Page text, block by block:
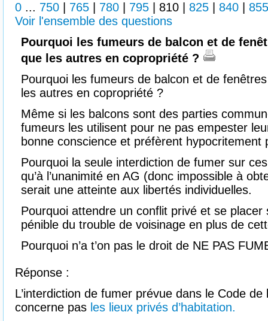
0 ... 750 765 780 795 810 825 840
855
Voir l'ensemble des questions
Pourquoi les fumeurs de balcon et de
que les autres en copropriété ?
Pourquoi les fumeurs de balcon et de
les autres en copropriété ?
Même si les balcons sont des parties
fumeurs les utilisent pour ne pas empester
bonne conscience et préfèrent hypocritement
Pourquoi la seule interdiction de fumer sur
qu’à l’unanimité en AG (donc impossible à
serait une atteinte aux libertés individuelles.
Pourquoi attendre un conflit privé et se
pénible du trouble de voisinage en plus de
Pourquoi n’a t’on pas le droit de NE PAS
Réponse :
L’interdiction de fumer prévue dans le Code
concerne pas les lieux privés d’habitation.